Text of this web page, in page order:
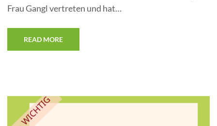
Frau Gangl vertreten und hat…
READ MORE